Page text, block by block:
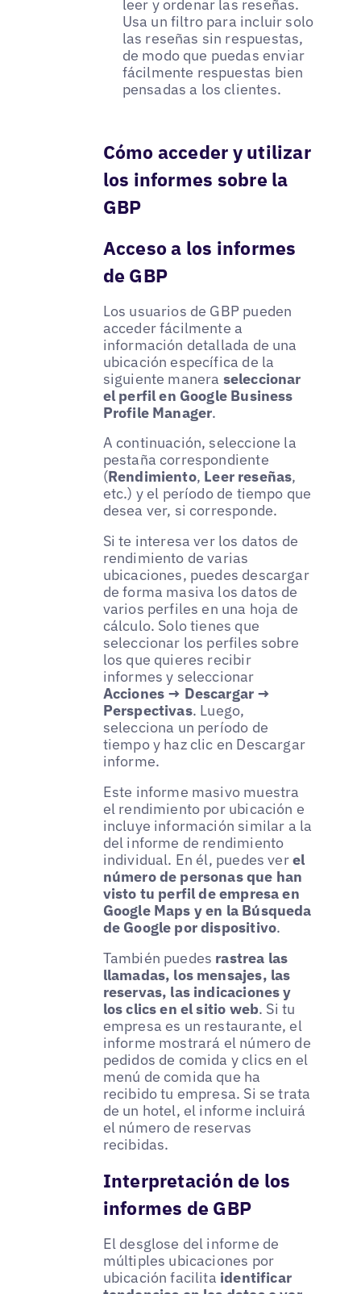
leer y ordenar las reseñas.
Usa un filtro para incluir solo
las reseñas sin respuestas,
de modo que puedas enviar
fácilmente respuestas bien
pensadas a los clientes.
Cómo acceder y utilizar
los informes sobre la
GBP
Acceso a los informes
de GBP
Los usuarios de GBP pueden
acceder fácilmente a
información detallada de una
ubicación específica de la
siguiente manera seleccionar
el perfil en Google Business
Profile Manager.
A continuación, seleccione la
pestaña correspondiente
(Rendimiento, Leer reseñas,
etc.) y el período de tiempo que
desea ver, si corresponde.
Si te interesa ver los datos de
rendimiento de varias
ubicaciones, puedes descargar
de forma masiva los datos de
varios perfiles en una hoja de
cálculo. Solo tienes que
seleccionar los perfiles sobre
los que quieres recibir
informes y seleccionar
Acciones → Descargar →
Perspectivas. Luego,
selecciona un período de
tiempo y haz clic en Descargar
informe.
Este informe masivo muestra
el rendimiento por ubicación e
incluye información similar a la
del informe de rendimiento
individual. En él, puedes verel
número de personas que han
visto tu perfil de empresa en
Google Maps y en la Búsqueda
de Google por dispositivo.
También puedes rastrea las
llamadas, los mensajes, las
reservas, las indicaciones y
los clics en el sitio web. Si tu
empresa es un restaurante, el
informe mostrará el número de
pedidos de comida y clics en el
menú de comida que ha
recibido tu empresa. Si se trata
de un hotel, el informe incluirá
el número de reservas
recibidas.
Interpretación de los
informes de GBP
El desglose del informe de
múltiples ubicaciones por
ubicación facilita identificar